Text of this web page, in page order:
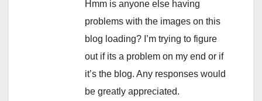
Hmm is anyone else having
problems with the images on this
blog loading? I’m trying to figure
out if its a problem on my end or if
it’s the blog. Any responses would
be greatly appreciated.